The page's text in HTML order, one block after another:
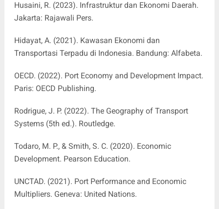
Husaini, R. (2023). Infrastruktur dan Ekonomi Daerah.
Jakarta: Rajawali Pers.
Hidayat, A. (2021). Kawasan Ekonomi dan
Transportasi Terpadu di Indonesia. Bandung: Alfabeta.
OECD. (2022). Port Economy and Development Impact.
Paris: OECD Publishing.
Rodrigue, J. P. (2022). The Geography of Transport
Systems (5th ed.). Routledge.
Todaro, M. P., & Smith, S. C. (2020). Economic
Development. Pearson Education.
UNCTAD. (2021). Port Performance and Economic
Multipliers. Geneva: United Nations.